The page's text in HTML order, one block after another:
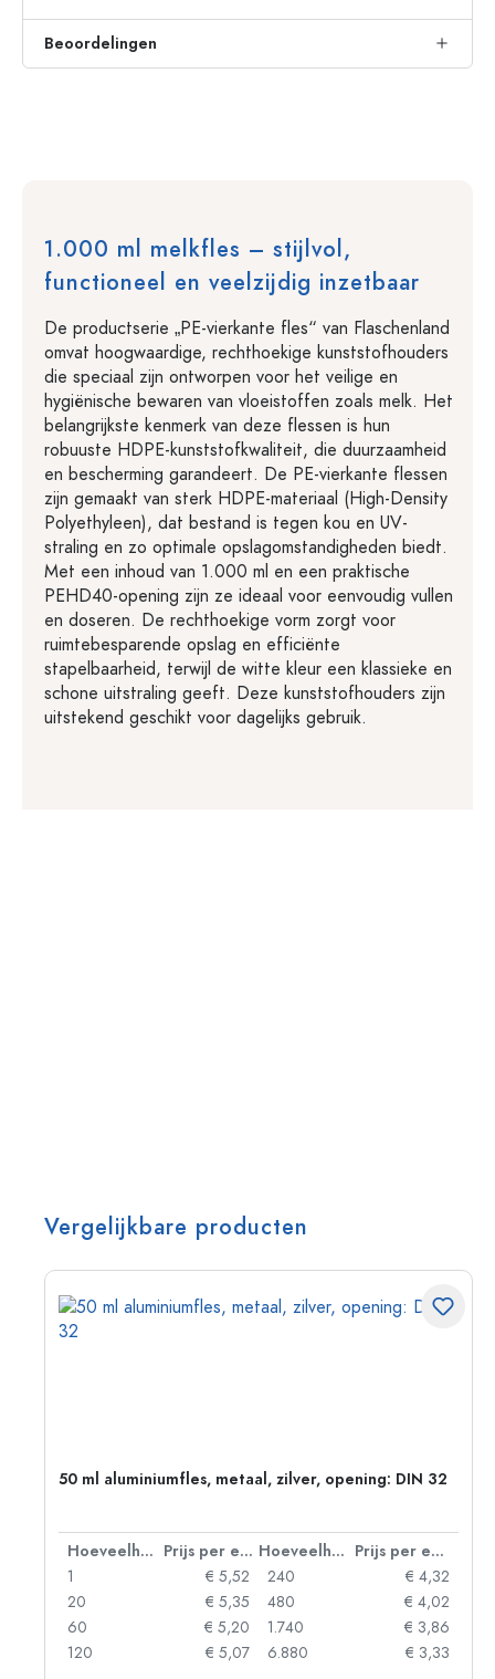
Beoordelingen
1.000 ml melkfles – stijlvol,
functioneel en veelzijdig inzetbaar
De productserie „PE-vierkante fles“ van Flaschenland
omvat hoogwaardige, rechthoekige kunststofhouders
die speciaal zijn ontworpen voor het veilige en
hygiënische bewaren van vloeistoffen zoals melk. Het
belangrijkste kenmerk van deze flessen is hun
robuuste HDPE-kunststofkwaliteit, die duurzaamheid
en bescherming garandeert. De PE-vierkante flessen
zijn gemaakt van sterk HDPE-materiaal (High-Density
Polyethyleen), dat bestand is tegen kou en UV-
straling en zo optimale opslagomstandigheden biedt.
Met een inhoud van 1.000 ml en een praktische
PEHD40-opening zijn ze ideaal voor eenvoudig vullen
en doseren. De rechthoekige vorm zorgt voor
ruimtebesparende opslag en efficiënte
stapelbaarheid, terwijl de witte kleur een klassieke en
schone uitstraling geeft. Deze kunststofhouders zijn
uitstekend geschikt voor dagelijks gebruik.
Vergelijkbare producten
50 ml aluminiumfles, metaal, zilver, opening: DIN 32
Hoeveelheid Prijs per eenheid Hoeveelheid
Prijs per eenheid
1
€ 5,52
20
€ 5,35
60
€ 5,20
120
€ 5,07
240
€ 4,32
480
€ 4,02
1.740
€ 3,86
6.880
€ 3,33